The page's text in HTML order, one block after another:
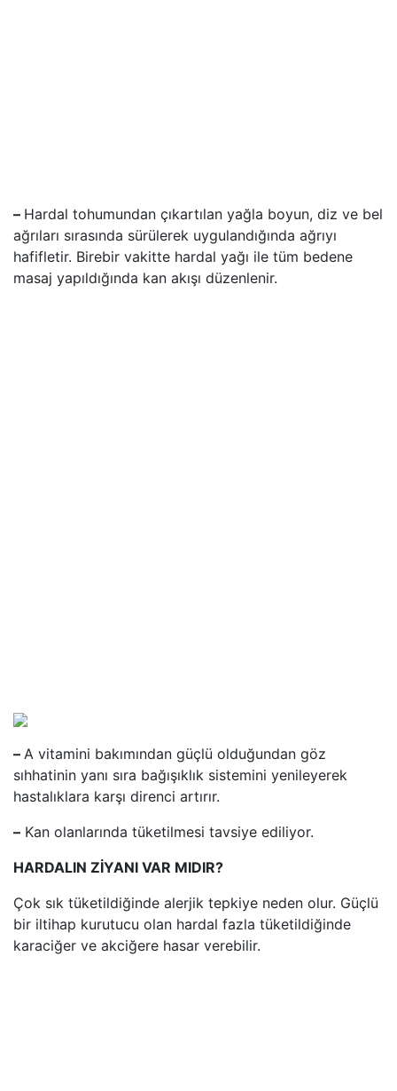
– Hardal tohumundan çıkartılan yağla boyun, diz ve bel
ağrıları sırasında sürülerek uygulandığında ağrıyı
hafifletir. Birebir vakitte hardal yağı ile tüm bedene
masaj yapıldığında kan akışı düzenlenir.
– A vitamini bakımından güçlü olduğundan göz
sıhhatinin yanı sıra bağışıklık sistemini yenileyerek
hastalıklara karşı direnci artırır.
– Kan olanlarında tüketilmesi tavsiye ediliyor.
HARDALIN ZİYANI VAR MIDIR?
Çok sık tüketildiğinde alerjik tepkiye neden olur. Güçlü
bir iltihap kurutucu olan hardal fazla tüketildiğinde
karaciğer ve akciğere hasar verebilir.